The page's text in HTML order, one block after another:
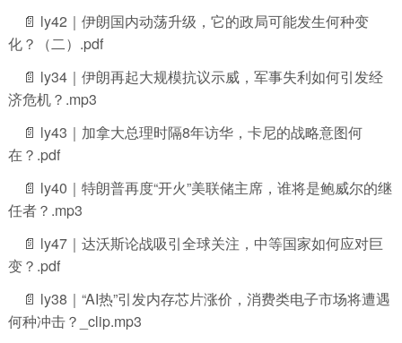
📄 ly42｜伊朗国内动荡升级，它的政局可能发生何种变
化？（二）.pdf
📄 ly34｜伊朗再起大规模抗议示威，军事失利如何引发经
济危机？.mp3
📄 ly43｜加拿大总理时隔8年访华，卡尼的战略意图何
在？.pdf
📄 ly40｜特朗普再度“开火”美联储主席，谁将是鲍威尔的继
任者？.mp3
📄 ly47｜达沃斯论战吸引全球关注，中等国家如何应对巨
变？.pdf
📄 ly38｜“AI热”引发内存芯片涨价，消费类电子市场将遭遇
何种冲击？_clip.mp3